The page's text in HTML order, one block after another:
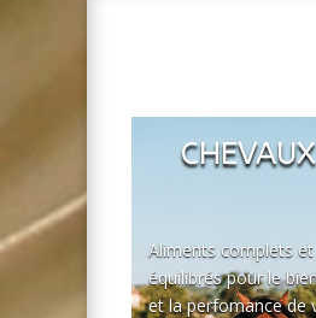
CHEVAUX
Aliments complets et
équilibrés pour le
et la perfomance de